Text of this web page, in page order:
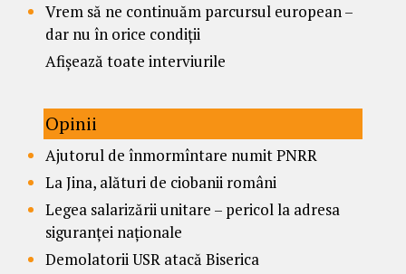
Vrem să ne continuăm parcursul european –
dar nu în orice condiții
Afișează toate interviurile
Opinii
Ajutorul de înmormîntare numit PNRR
La Jina, alături de ciobanii români
Legea salarizării unitare – pericol la adresa
siguranței naționale
Demolatorii USR atacă Biserica